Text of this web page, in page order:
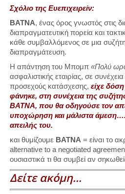
Σχόλιο της Ευεπιχειρείν:
ΒΑΤΝΑ, ένας όρος γνωστός στις
διαπραγματευτική πορεία και
κάθε συμβαλλόμενος σε μια
διαπραγμάτευση.
Η απάντηση του Μπομπ «Πολύ
ασφαλιστικής εταιρίας, σε
προσεχούς κατάσχεσης, είχε
φάνηκε, στη συνέχεια της
BATNA, που θα οδηγούσε τον
υποχώρηση και μάλιστα
απειλής του.
και θυμίζουμε ΒΑΤΝΑ = είναι το
alternative to a negotiated
ουσιαστικά τι θα συμβεί αν
Δείτε ακόμη…